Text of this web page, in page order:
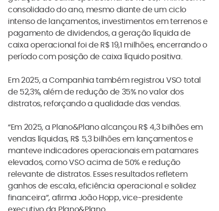
consolidado do ano, mesmo diante de um ciclo
intenso de lançamentos, investimentos em terrenos e
pagamento de dividendos, a geração líquida de
caixa operacional foi de R$ 19,1 milhões, encerrando o
período com posição de caixa líquido positiva.
Em 2025, a Companhia também registrou VSO total
de 52,3%, além de redução de 35% no valor dos
distratos, reforçando a qualidade das vendas.
“Em 2025, a Plano&Plano alcançou R$ 4,3 bilhões em
vendas líquidas, R$ 5,3 bilhões em lançamentos e
manteve indicadores operacionais em patamares
elevados, como VSO acima de 50% e redução
relevante de distratos. Esses resultados refletem
ganhos de escala, eficiência operacional e solidez
financeira”, afirma João Hopp, vice-presidente